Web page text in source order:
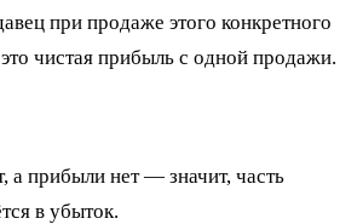
при продаже этого конкретного
чистая прибыль с одной продажи.
а прибыли нет — значит, часть
в убыток.